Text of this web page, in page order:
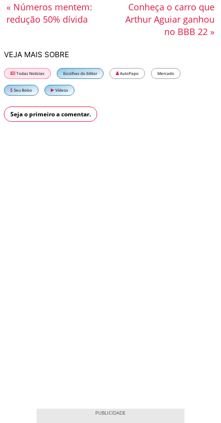
Conheça o carro que
Arthur Aguiar ganhou
no BBB 22 »
« Números mentem:
redução 50% dívida
VEJA MAIS SOBRE
Todas Notícias Escolhas do Editor AutoPapo Mercado
Seu Bolso Vídeos
Seja o primeiro a comentar.